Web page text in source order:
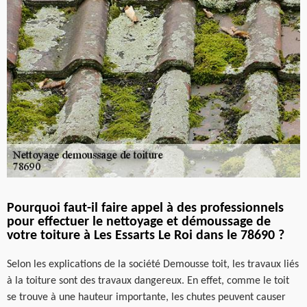
Pourquoi faut-il faire appel à des professionnels
pour effectuer le nettoyage et démoussage de
votre toiture à Les Essarts Le Roi dans le 78690 ?
Selon les explications de la société Demousse toit, les travaux liés
à la toiture sont des travaux dangereux. En effet, comme le toit
se trouve à une hauteur importante, les chutes peuvent causer